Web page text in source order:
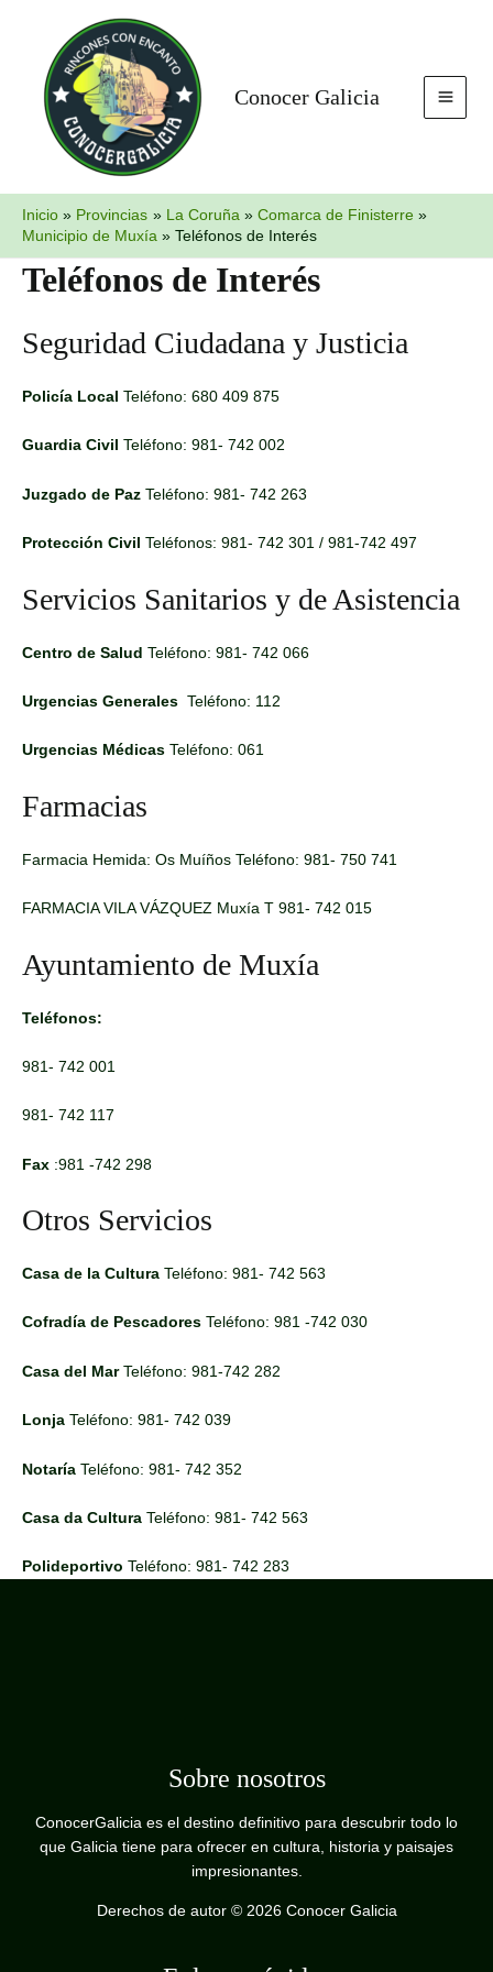
contenido
Conocer Galicia
Inicio Provincias La Coruña
Comarca de Finisterre
Municipio de Muxía
Teléfonos de Interés
Teléfonos de Interés
Seguridad Ciudadana y Justicia
Policía Local Teléfono: 680 409 875
Guardia Civil Teléfono: 981- 742 002
Juzgado de Paz Teléfono: 981- 742 263
Protección Civil Teléfonos: 981- 742 301 / 981-742 497
Servicios Sanitarios y de Asistencia
Centro de Salud Teléfono: 981- 742 066
Urgencias Generales Teléfono: 112
Urgencias Médicas Teléfono: 061
Farmacias
Farmacia Hemida: Os Muíños Teléfono: 981- 750 741
FARMACIA VILA VÁZQUEZ Muxía T 981- 742 015
Ayuntamiento de Muxía
Teléfonos:
981- 742 001
981- 742 117
Fax :981 -742 298
Otros Servicios
Casa de la Cultura Teléfono: 981- 742 563
Cofradía de Pescadores Teléfono: 981 -742 030
Casa del MarTeléfono: 981-742 282
Lonja Teléfono: 981- 742 039
Notaría Teléfono: 981- 742 352
Casa da Cultura Teléfono: 981- 742 563
Polideportivo Teléfono: 981- 742 283
Sobre nosotros
ConocerGalicia es el destino definitivo para descubrir todo lo
que Galicia tiene para ofrecer en cultura, historia y paisajes
impresionantes.
Derechos de autor © 2026 Conocer Galicia